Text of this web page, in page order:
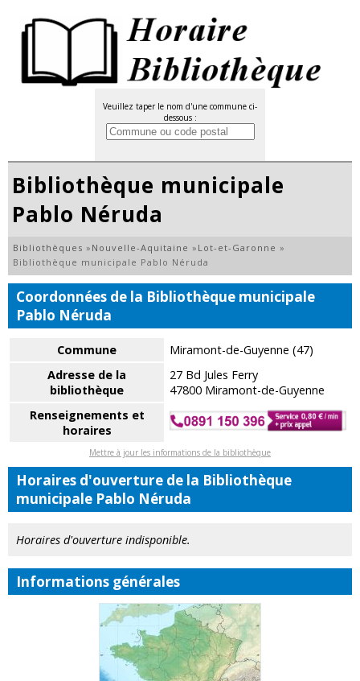
Veuillez taper le nom d'une commune ci-
dessous :
Bibliothèque municipale
Pablo Néruda
Bibliothèques » Nouvelle-Aquitaine » Lot-et-Garonne »
Bibliothèque municipale Pablo Néruda
Coordonnées de la Bibliothèque municipale
Pablo Néruda
Commune
Miramont-de-Guyenne (47)
Adresse de la
bibliothèque
27 Bd Jules Ferry
47800 Miramont-de-Guyenne
Renseignements et
horaires
Mettre à jour les informations de la bibliothèque
Horaires d'ouverture de la Bibliothèque
municipale Pablo Néruda
Horaires d'ouverture indisponible.
Informations générales